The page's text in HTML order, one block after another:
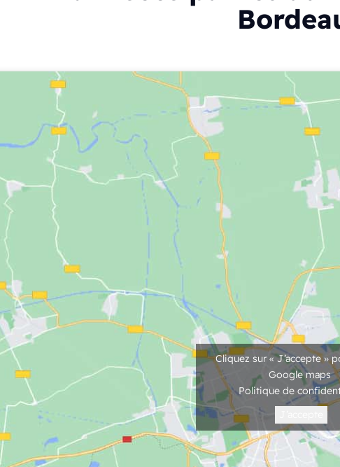
Cliquez sur « J’accepte »
Google maps
Politique de